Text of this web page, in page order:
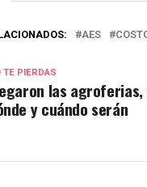
AES
TE PIERDAS
las
y cuándo serán